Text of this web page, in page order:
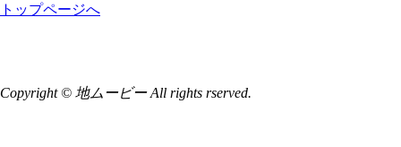
トップページへ
Copyright © 地ムービー All rights rserved.